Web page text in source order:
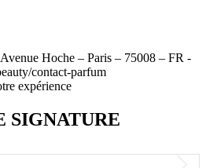
Hoche – Paris – 75008 – FR -
contact-parfum
expérience
SIGNATURE